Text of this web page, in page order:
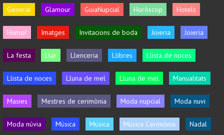
General Glamour GuiaNupcial Horòscop Hotels
Humor Imatges Invitacions de boda Joieria Joieria
La festa Llar Llenceria Llibres Llista de noces
Llista de noces Lluna de mel Lluna de mel Manualitats
Masies Mestres de cerimònia Moda nupcial Moda nuvi
Moda núvia Música Música Música Cerimònia Nadal